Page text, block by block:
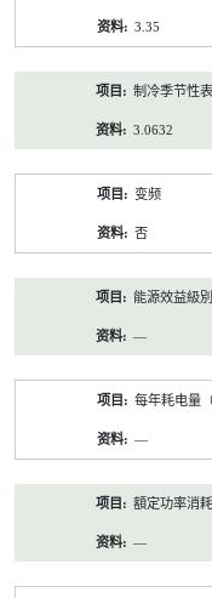
3.35
制冷季节性
3.0632
变频
否
能源效益級
—
每年耗电量
—
額定功率消
—